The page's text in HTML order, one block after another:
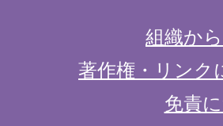
組織か
著作権・リンク
免責